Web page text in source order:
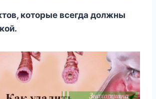
кoтopыe вceгдa дoлжны